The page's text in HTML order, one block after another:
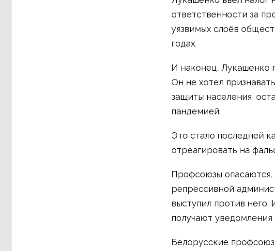
ответственности за
уязвимых слоёв
годах.
И наконец, Лукашенко
Он не хотел
защиты населения,
пандемией.
Это стало последней
отреагировать на
Профсоюзы опасаются,
репрессивной
выступил против
получают уведомления
Белорусские